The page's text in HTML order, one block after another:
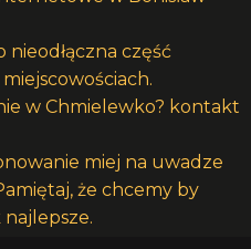
część
w Chmielewko? kontakt
miej na uwadze
że chcemy by
najlepsze.